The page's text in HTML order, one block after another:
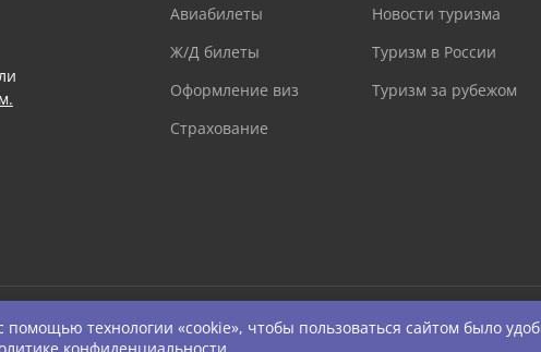
Авиабилеты
Ж/Д билеты
Оформление виз
Страхование
Новости туризма
Туризм в России
Туризм за рубежом
помощью технологии «cookie», чтобы пользоваться сайтом было